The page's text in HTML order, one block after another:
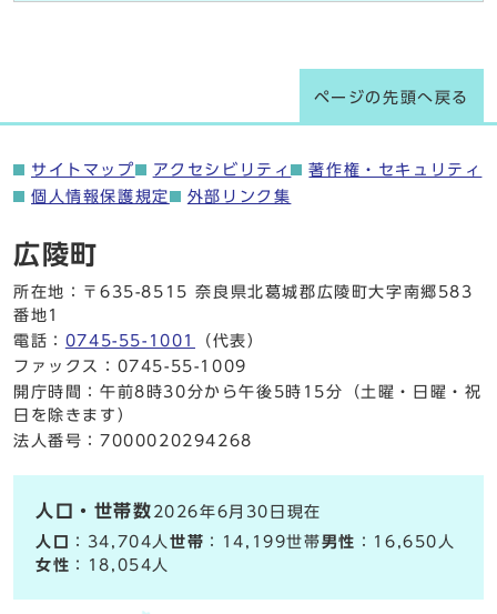
ページの先頭へ戻る
サイトマップ アクセシビリティ
著作権・セキュリティ
個人情報保護規定
外部リンク集
広陵町
所在地：〒635-8515 奈良県北葛城郡広陵町大字南郷583
番地1
電話： 0745-55-1001
（代表）
ファックス：0745-55-1009
開庁時間：午前8時30分から午後5時15分（土曜・日曜・祝
日を除きます）
法人番号：7000020294268
人口・世帯数 2026年6月30日現在
人口
：34,704人世帯 ：14,199世帯男性 ：16,650人
女性 ：18,054人